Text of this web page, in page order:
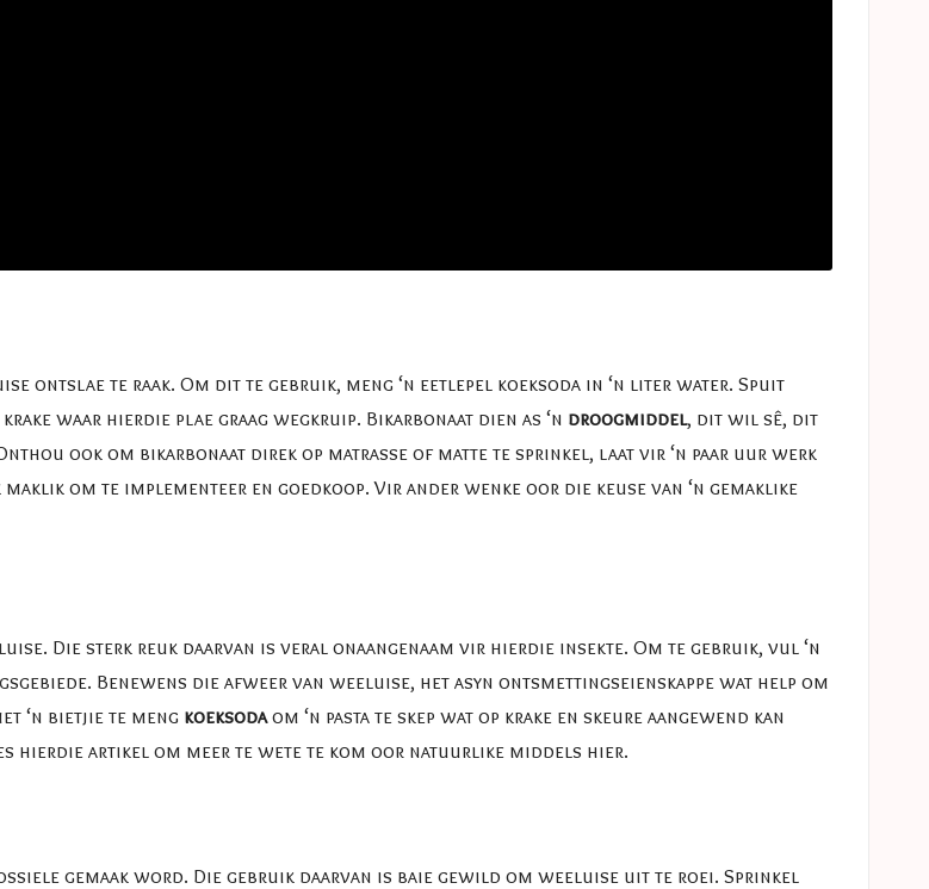
ontslae te raak. Om dit te gebruik, meng ‘n eetlepel koeksoda in ‘n liter water. Spuit
waar hierdie plae graag wegkruip. Bikarbonaat dien as ‘n droogmiddel, dit wil sê, dit
ook om bikarbonaat direk op matrasse of matte te sprinkel, laat vir ‘n paar uur werk
om te implementeer en goedkoop. Vir ander wenke oor die keuse van ‘n gemaklike
Die sterk reuk daarvan is veral onaangenaam vir hierdie insekte. Om te gebruik, vul ‘n
Benewens die afweer van weeluise, het asyn ontsmettingseienskappe wat help om
‘n bietjie te meng koeksodaom ‘n pasta te skep wat op krake en skeure aangewend kan
hierdie artikel om meer te wete te kom oor natuurlike middels hier.
gemaak word. Die gebruik daarvan is baie gewild om weeluise uit te roei. Sprinkel